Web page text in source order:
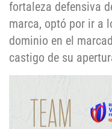
fortaleza defensiva
marca, optó por ir a
dominio en el
castigo de su